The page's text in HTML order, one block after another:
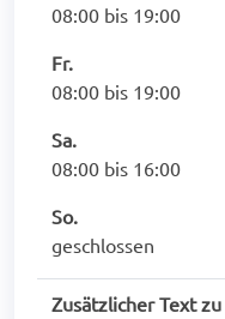
08:00 bis 19:00
Fr.
08:00 bis 19:00
Sa.
08:00 bis 16:00
So.
geschlossen
Zusätzlicher Text